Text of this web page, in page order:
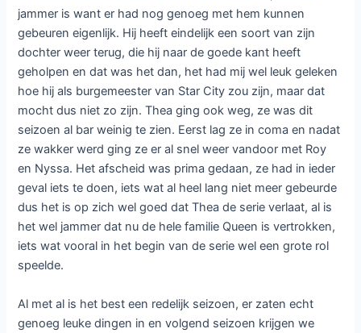
jammer is want er had nog genoeg met hem kunnen
gebeuren eigenlijk. Hij heeft eindelijk een soort van zijn
dochter weer terug, die hij naar de goede kant heeft
geholpen en dat was het dan, het had mij wel leuk geleken
hoe hij als burgemeester van Star City zou zijn, maar dat
mocht dus niet zo zijn. Thea ging ook weg, ze was dit
seizoen al bar weinig te zien. Eerst lag ze in coma en nadat
ze wakker werd ging ze er al snel weer vandoor met Roy
en Nyssa. Het afscheid was prima gedaan, ze had in ieder
geval iets te doen, iets wat al heel lang niet meer gebeurde
dus het is op zich wel goed dat Thea de serie verlaat, al is
het wel jammer dat nu de hele familie Queen is vertrokken,
iets wat vooral in het begin van de serie wel een grote rol
speelde.
Al met al is het best een redelijk seizoen, er zaten echt
genoeg leuke dingen in en volgend seizoen krijgen we